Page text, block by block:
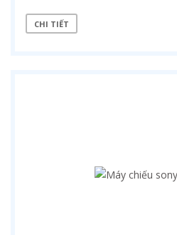
CHI TIẾT